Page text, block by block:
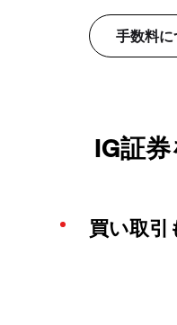
IG証
買い取引